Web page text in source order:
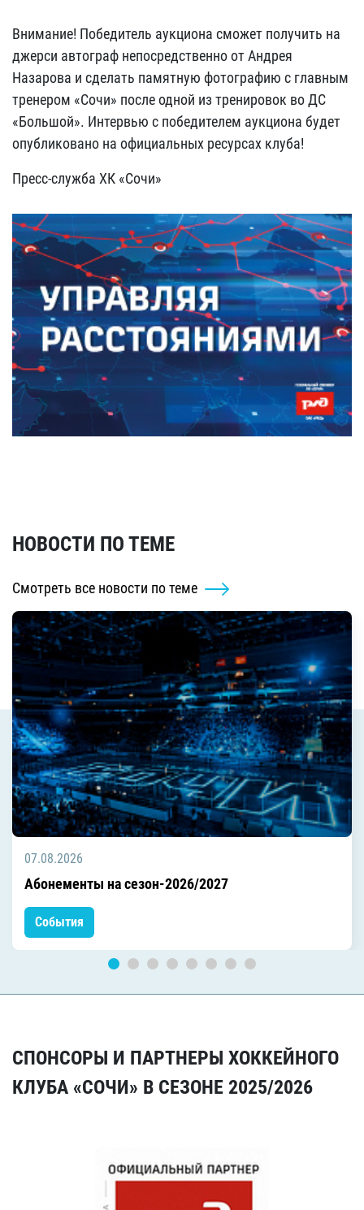
Внимание! Победитель аукциона сможет получить на
джерси автограф непосредственно от Андрея
Назарова и сделать памятную фотографию с главным
тренером «Сочи» после одной из тренировок во ДС
«Большой». Интервью с победителем аукциона будет
опубликовано на официальных ресурсах клуба!
Пресс-служба ХК «Сочи»
НОВОСТИ ПО ТЕМЕ
Смотреть все новости по теме
07.08.2026
Абонементы на сезон-2026/2027
События
СПОНСОРЫ И ПАРТНЕРЫ ХОККЕЙНОГО
КЛУБА «СОЧИ» В СЕЗОНЕ 2025/2026